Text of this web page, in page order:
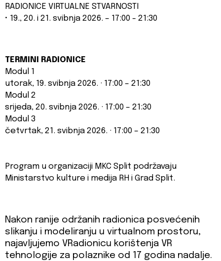
RADIONICE VIRTUALNE STVARNOSTI
• 19., 20. i 21. svibnja 2026. – 17:00 - 21:30
TERMINI RADIONICE
Modul 1
utorak, 19. svibnja 2026. · 17:00 – 21:30
Modul 2
srijeda, 20. svibnja 2026. · 17:00 – 21:30
Modul 3
četvrtak, 21. svibnja 2026. · 17:00 – 21:30
Program u organizaciji MKC Split podržavaju
Ministarstvo kulture i medija RH i Grad Split.
Nakon ranije održanih radionica posvećenih
slikanju i modeliranju u virtualnom prostoru,
najavljujemo VRadionicu korištenja VR
tehnologije za polaznike od 17 godina nadalje.